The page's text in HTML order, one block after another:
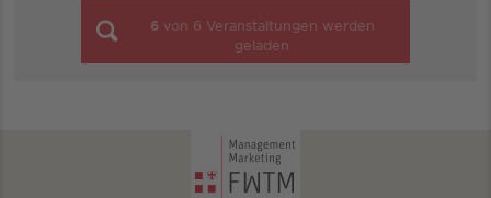
6 von 6 Veranstaltungen werden
geladen